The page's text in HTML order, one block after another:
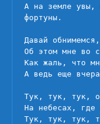
А на земле увы,
фортуны.
Давай
Об этом мне во
Как жаль, что
А ведь еще
Тук, тук, тук,
На небесах, где
Тук, тук, тук,